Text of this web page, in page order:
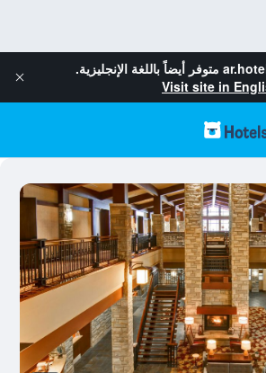
متوفر أيضاً باللغة الإنجليزية.
Visit site in